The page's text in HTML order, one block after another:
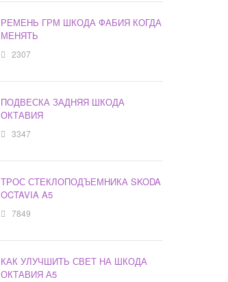
РЕМЕНЬ ГРМ ШКОДА ФАБИЯ КОГДА
МЕНЯТЬ
2307
ПОДВЕСКА ЗАДНЯЯ ШКОДА
ОКТАВИЯ
3347
ТРОС СТЕКЛОПОДЪЕМНИКА SKODA
OCTAVIA A5
7849
КАК УЛУЧШИТЬ СВЕТ НА ШКОДА
ОКТАВИЯ А5